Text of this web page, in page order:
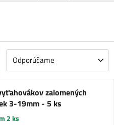
Odporúčame
zalomených
3-19mm - 5 ks
2 ks